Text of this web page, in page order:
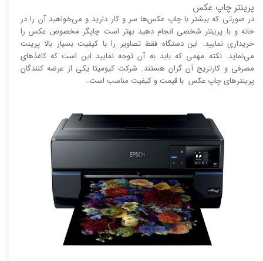
پرینتر چاپ عکس
در صورتی که بیشتر با چاپ عکس‌ها سر و کار دارید و می‌خواهید آن را در
خانه و با پرینتر شخصی انجام دهید بهتر است چاپگر مخصوص عکس را
خریداری نمایید. این دستگاه فقط تصاویر را با کیفیت بسیار بالا پرینت
می‌نماید. نکته مهمی که باید به آن توجه نمایید این است که کاغذ‌های
مصرفی و کارتریج آن گران هستند. شرکت کیومیتا یکی از عرضه کنندگان
پرینتر‌های چاپ عکس با قیمت و کیفیت مناسب است.